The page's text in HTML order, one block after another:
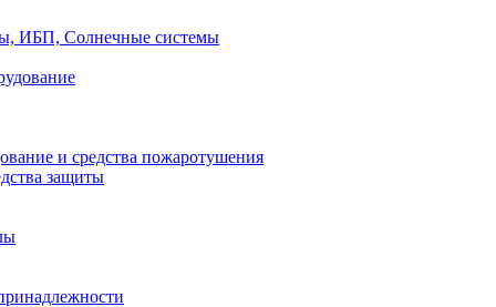
ИБП, Солнечные системы
и средства пожаротушения
защиты